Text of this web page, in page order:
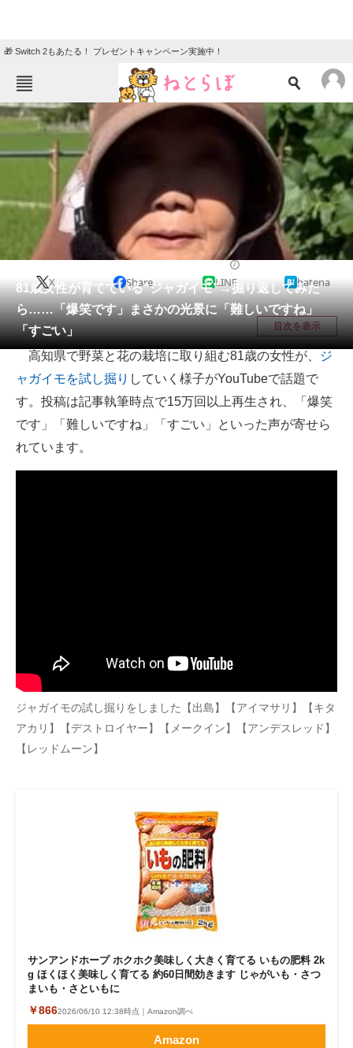
🎁 Switch 2もあたる！ プレゼントキャンペーン実施中！
ねとらぼメニュー
エンタメ
地域
教育・育児
リサーチ
会員記事
メディア
注目記事を集めた総合ページ
ITの今と未来を見通す
スマホと通信の最新トレンド
進化するPCとデバイスの未来
マーケ×ITの今がよく分かる
ITエンジニア向け専門サイト
企業向けIT製品の総合サイト
モノづくり技術者専門サイト
エレクトロニクス専門サイト
エネルギーの専門メディア
建設×テクノロジーの最前線
ちょっと気になるネットの話題
81歳女性が育てている“ジャガイモ”→掘り返してみた
ら……「爆笑です」まさかの光景に「難しいですね」
「すごい」
X Share LINE hatena
目次を表示
高知県で野菜と花の栽培に取り組む81歳の女性が、
ジ
ャガイモを試し掘り していく様子がYouTubeで話題で
す。投稿は記事執筆時点で15万回以上再生され、「爆笑
です」「難しいですね」「すごい」といった声が寄せら
れています。
ジャガイモの試し掘りをしました【出島】【アイマサリ】【キタ
アカリ】【デストロイヤー】【メークイン】【アンデスレッド】
【レッドムーン】
サンアンドホープ ホクホク美味しく大きく育てる いもの肥料 2k
g ほくほく美味しく育てる 約60日間効きます じゃがいも・さつ
まいも・さといもに
￥8662026/06/10 12:38時点｜Amazon調べ
Amazon